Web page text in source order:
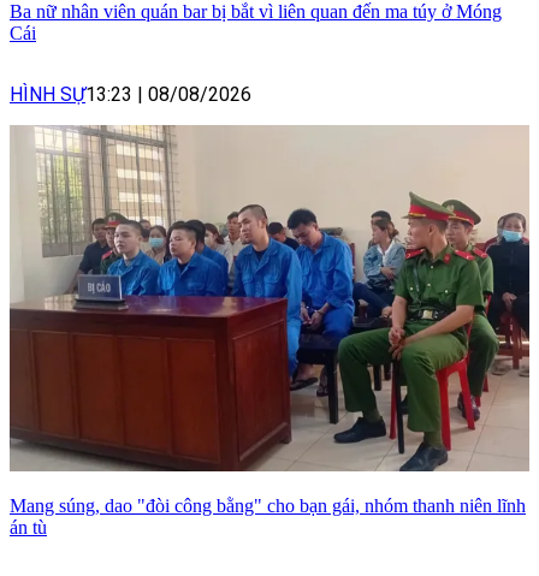
Ba nữ nhân viên quán bar bị bắt vì liên quan đến ma túy ở Móng
Cái
HÌNH SỰ13:23 08/08/2026
Mang súng, dao "đòi công bằng" cho bạn gái, nhóm thanh niên lĩnh
án tù